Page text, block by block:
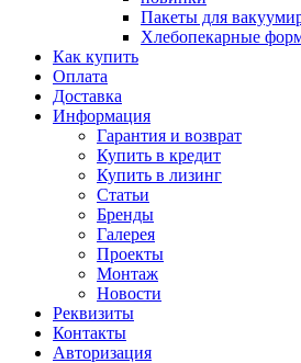
Пакеты для
Хлебопекарные
Как купить
Оплата
Доставка
Информация
Гарантия и возврат
Купить в кредит
Купить в лизинг
Статьи
Бренды
Галерея
Проекты
Монтаж
Новости
Реквизиты
Контакты
Авторизация